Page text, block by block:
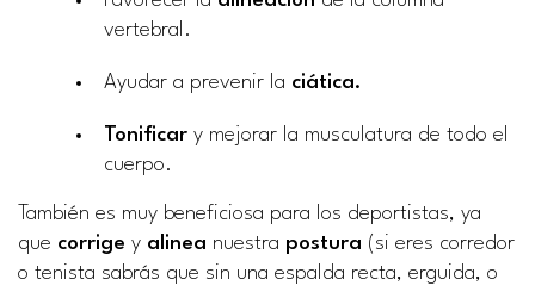
vertebral.
Ayudar a prevenir la ciática.
Tonificar y mejorar la musculatura de todo el
cuerpo.
También es muy beneficiosa para los deportistas, ya
que corrige y alinea nuestra postura (si eres corredor
o tenista sabrás que sin una espalda recta, erguida, o